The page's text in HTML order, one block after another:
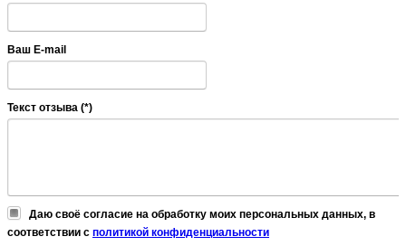
Ваш E-mail
Текст отзыва (*)
Даю своё согласие на обработку моих персональных данных, в
соответствии с политикой конфиденциальности